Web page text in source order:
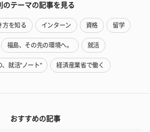
のテーマの記事を見る
方を知る インターン 資格 留学
福島、その先の環境へ。 就活
、就活"ノート" 経済産業省で働く
おすすめの記事